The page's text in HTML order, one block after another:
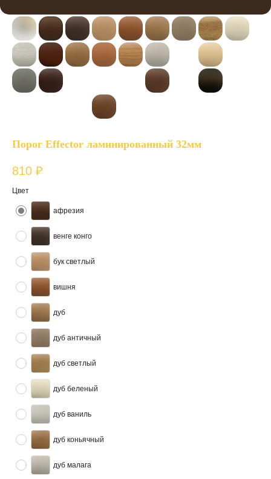
Порог Effector ламинированный 32мм
810 ₽
Цвет
афрезия
венге конго
бук светлый
вишня
дуб
дуб античный
дуб светлый
дуб беленый
дуб ваниль
дуб коньячный
дуб малага